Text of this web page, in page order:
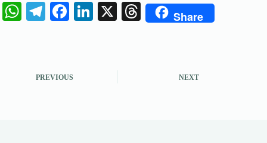
W
Te
a
Fa
ok
Li
X
T
Share
PREVIOUS NEXT